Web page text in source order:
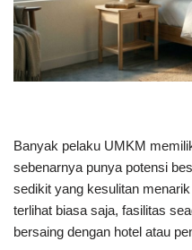
Banyak pelaku UMKM
sebenarnya punya potensi
sedikit yang kesulitan
terlihat biasa saja, fasilitas
bersaing dengan hotel atau